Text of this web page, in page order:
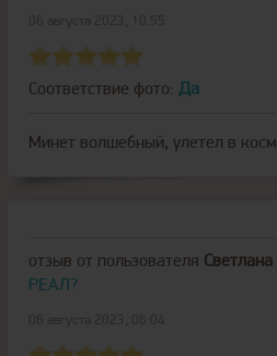
Соответствие фото: Да
Минет волшебный, улетел в
отзыв от пользователя Светлана
РЕАЛ?